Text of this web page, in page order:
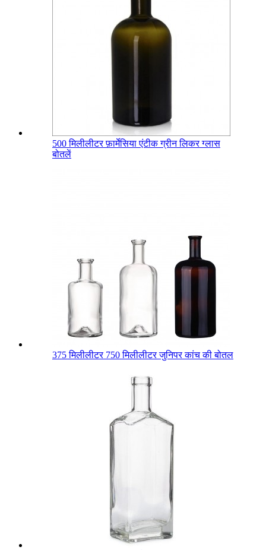
500 मिलीलीटर फ़ार्मेसिया एंटीक ग्रीन लिकर ग्लास
बोतलें
375 मिलीलीटर 750 मिलीलीटर जुनिपर कांच की बोतल